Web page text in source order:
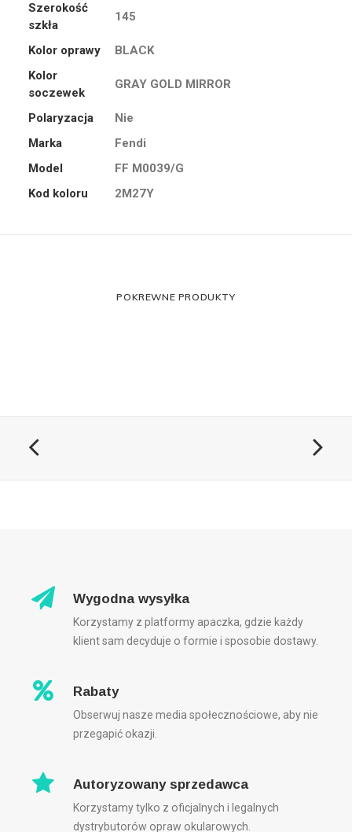
Szerokość
szkła
145
Kolor oprawy
BLACK
Kolor
soczewek
GRAY GOLD MIRROR
Polaryzacja
Nie
Marka
Fendi
Model
FF M0039/G
Kod koloru
2M27Y
POKREWNE PRODUKTY
Wygodna wysyłka
Korzystamy z platformy apaczka, gdzie każdy
klient sam decyduje o formie i sposobie dostawy.
Rabaty
Obserwuj nasze media społecznościowe, aby nie
przegapić okazji.
Autoryzowany sprzedawca
Korzystamy tylko z oficjalnych i legalnych
dystrybutorów opraw okularowych.